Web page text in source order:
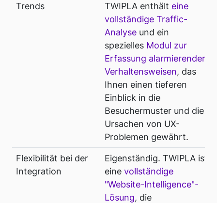
Trends TWIPLA enthält eine
vollständige Traffic-
Analyse und ein
spezielles Modul zur
Erfassung alarmierender
Verhaltensweisen, das
Ihnen einen tieferen
Einblick in die
Besuchermuster und die
Ursachen von UX-
Problemen gewährt.
Flexibilität bei der
Integration
Eigenständig. TWIPLA ist
eine vollständige
"Website-Intelligence"-
Lösung, die